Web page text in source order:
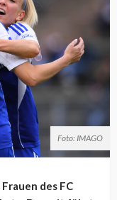
Foto: IMAGO
des FC